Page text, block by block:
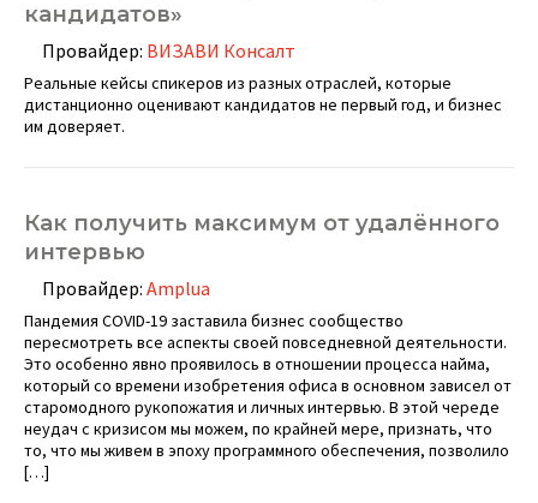
кандидатов»
Провайдер: ВИЗАВИ Консалт
Реальные кейсы спикеров из разных отраслей, которые
дистанционно оценивают кандидатов не первый год, и бизнес
им доверяет.
Как получить максимум от удалённого
интервью
Провайдер: Amplua
Пандемия COVID-19 заставила бизнес сообщество
пересмотреть все аспекты своей повседневной деятельности.
Это особенно явно проявилось в отношении процесса найма,
который со времени изобретения офиса в основном зависел от
старомодного рукопожатия и личных интервью. В этой череде
неудач с кризисом мы можем, по крайней мере, признать, что
то, что мы живем в эпоху программного обеспечения, позволило
[…]